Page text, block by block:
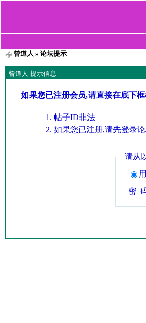
曾道人 » 论坛提示
曾道人 提示信息
如果您已注册会员,请直接在底下
帖子ID非法
如果您已注册,请先登录
请从
密